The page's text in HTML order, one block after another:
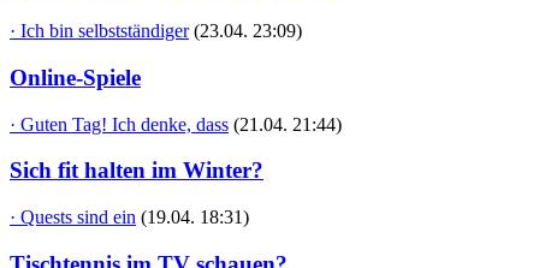
· Ich bin selbstständiger (23.04. 23:09)
Online-Spiele
· Guten Tag! Ich denke, dass (21.04. 21:44)
Sich fit halten im Winter?
· Quests sind ein (19.04. 18:31)